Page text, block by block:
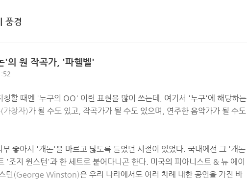
풍경
'의 원 작곡가, '파헬벨'
칭할 때엔 '누구의 OO' 이런 표현을 많이 쓰는데, 여기서 '누구'에 해당하는
(가창자)가 될 수도 있고, 작곡가가 될 수도 있으며, 연주한 음악가가 될 수도
무 좋아서 '캐논'을 마르고 닳도록 들었던 시절이 있었다. 국내에선 그 '캐논
'조지 윈스턴'과 한 세트로 붙어다니곤 한다. 미국의 피아니스트 & 뉴 에이
턴 (George Winston)은 우리 나라에서도 여러 차례 내한 공연을 가진 바